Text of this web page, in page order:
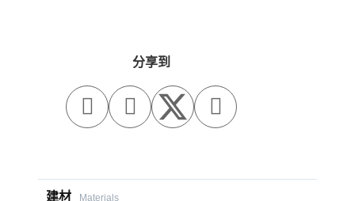
分享到
  
建材
Materials